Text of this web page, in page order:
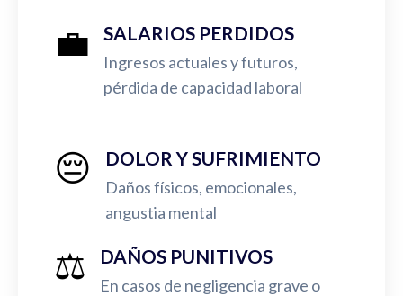
💼 SALARIOS PERDIDOS
Ingresos actuales y futuros,
pérdida de capacidad laboral
😔 DOLOR Y SUFRIMIENTO
Daños físicos, emocionales,
angustia mental
⚖️ DAÑOS PUNITIVOS
En casos de negligencia grave o